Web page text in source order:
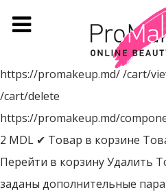
https://promakeup.md//cart/
/cart/delete
https://promakeup.md/
2 MDL ✔ Товар в корзине
Перейти в корзинуУдалить
заданы дополнительные